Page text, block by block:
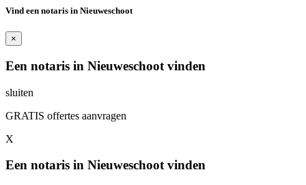
Vind een notaris in Nieuweschoot
×
Een notaris in Nieuweschoot vinden
sluiten
GRATIS offertes aanvragen
X
Een notaris in Nieuweschoot vinden